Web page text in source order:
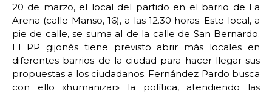
20 de marzo, el local del partido en el barrio de La
Arena (calle Manso, 16), a las 12.30 horas. Este local, a
pie de calle, se suma al de la calle de San Bernardo.
El PP gijonés tiene previsto abrir más locales en
diferentes barrios de la ciudad para hacer llegar sus
propuestas a los ciudadanos. Fernández Pardo busca
con ello «humanizar» la política, atendiendo las